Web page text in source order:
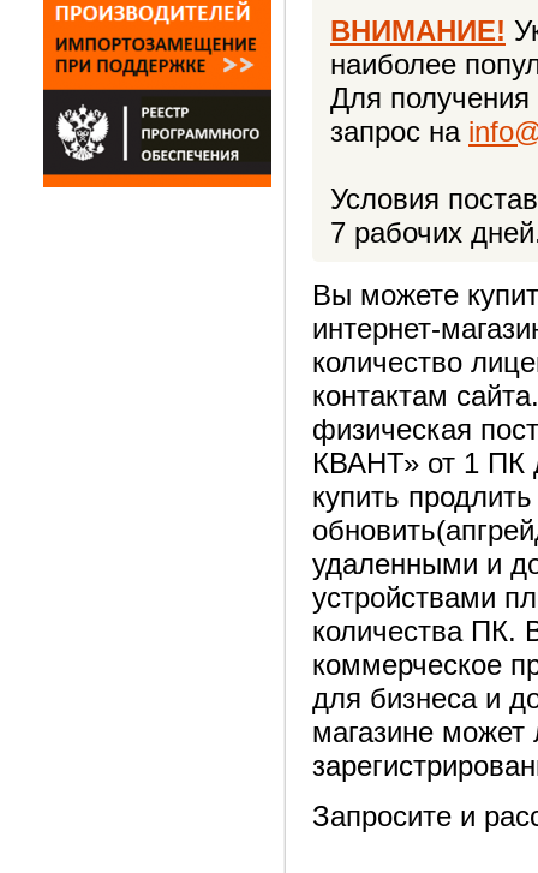
ВНИМАНИЕ!
наиболее
Для
запрос на
Условия
7 рабочих
Вы можете
интернет-
количество
контактам
физическая
КВАНТ» от 1 ПК
купить
удаленными и
устройствами
количества ПК.
коммерческое
для бизнеса и
магазине
Запросите и